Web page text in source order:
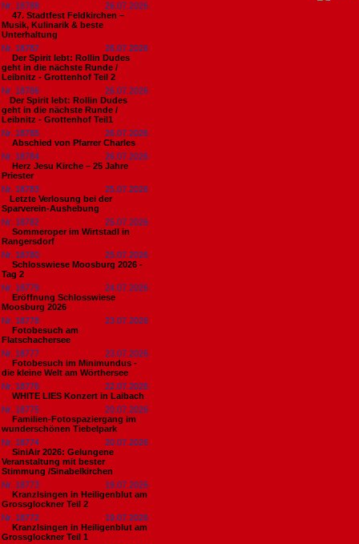
Nr. 18788
26.07.2026
47. Stadtfest Feldkirchen –
Musik, Kulinarik & beste
Unterhaltung
Nr. 18787
26.07.2026
Der Spirit lebt: Rollin Dudes
geht in die nächste Runde /
Leibnitz - Grottenhof Teil 2
Nr. 18786
26.07.2026
​Der Spirit lebt: Rollin Dudes
geht in die nächste Runde /
Leibnitz - Grottenhof Teil1
Nr. 18785
26.07.2026
Abschied von Pfarrer Charles
Nr. 18784
26.07.2026
Herz Jesu Kirche – 25 Jahre
Priester
Nr. 18783
25.07.2026
​Letzte Verlosung bei der
Sparverein-Aushebung
Nr. 18782
25.07.2026
Sommeroper im Wirtstadl in
Rangersdorf
Nr. 18780
25.07.2026
Schlosswiese Moosburg 2026 -
Tag 2
Nr. 18779
24.07.2026
Eröffnung Schlosswiese
Moosburg 2026
Nr. 18778
23.07.2026
Fotobesuch am
Flatschachersee
Nr. 18777
23.07.2026
Fotobesuch im Minimundus -
die kleine Welt am Wörthersee
Nr. 18776
22.07.2026
WHITE LIES Konzert in Laibach
Nr. 18775
20.07.2026
Familien-Fotospaziergang im
wunderschönen Tiebelpark
Nr. 18774
20.07.2026
SiniAir 2026: Gelungene
Veranstaltung mit bester
Stimmung /Sinabelkirchen
Nr. 18773
19.07.2026
Kranzlsingen in Heiligenblut am
Grossglockner Teil 2
Nr. 18772
19.07.2026
Kranzlsingen in Heiligenblut am
Grossglockner Teil 1